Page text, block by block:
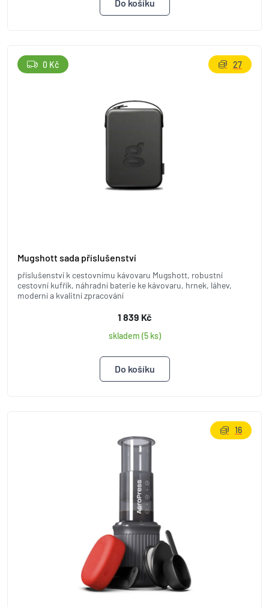
Mugshott sada příslušenství
příslušenství k cestovnímu kávovaru Mugshott, robustní
cestovní kufřík, náhradní baterie ke kávovaru, hrnek, láhev,
moderní a kvalitní zpracování
1 839 Kč
skladem (5 ks)
0 Kč 27
16